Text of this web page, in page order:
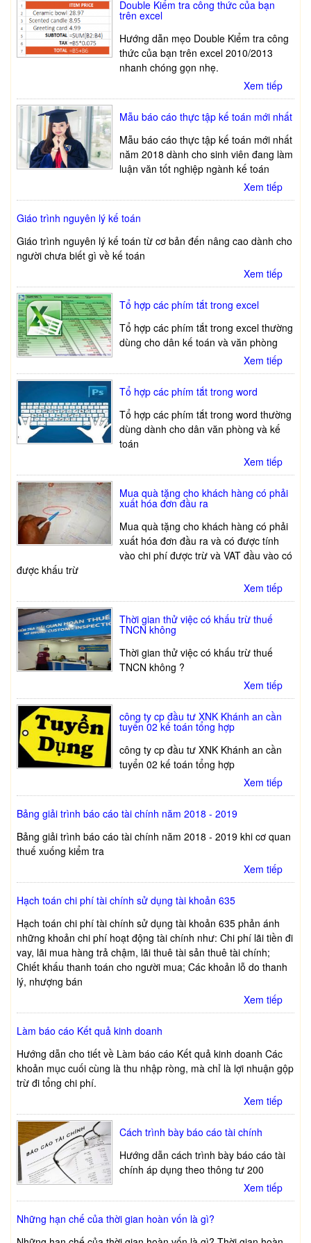
Double Kiểm tra công thức của bạn
trên excel
Hướng dẫn mẹo Double Kiểm tra công
thức của bạn trên excel 2010/2013
nhanh chóng gọn nhẹ.
Xem tiếp
Mẫu báo cáo thực tập kế toán mới nhất
Mẫu báo cáo thực tập kế toán mới nhất
năm 2018 dành cho sinh viên đang làm
luận văn tốt nghiệp ngành kế toán
Xem tiếp
Giáo trình nguyên lý kế toán
Giáo trình nguyên lý kế toán từ cơ bản đến nâng cao dành cho
người chưa biết gì về kế toán
Xem tiếp
Tổ hợp các phím tắt trong excel
Tổ hợp các phím tắt trong excel thường
dùng cho dân kế toán và văn phòng
Xem tiếp
Tổ hợp các phím tắt trong word
Tổ hợp các phím tắt trong word thường
dùng dành cho dân văn phòng và kế
toán
Xem tiếp
Mua quà tặng cho khách hàng có phải
xuất hóa đơn đầu ra
Mua quà tặng cho khách hàng có phải
xuất hóa đơn đầu ra và có được tính
vào chi phí được trừ và VAT đầu vào có
được khấu trừ
Xem tiếp
Thời gian thử việc có khấu trừ thuế
TNCN không
Thời gian thử việc có khấu trừ thuế
TNCN không ?
Xem tiếp
công ty cp đầu tư XNK Khánh an cần
tuyển 02 kế toán tổng hợp
công ty cp đầu tư XNK Khánh an cần
tuyển 02 kế toán tổng hợp
Xem tiếp
Bảng giải trình báo cáo tài chính năm 2018 - 2019
Bảng giải trình báo cáo tài chính năm 2018 - 2019 khi cơ quan
thuế xuống kiểm tra
Xem tiếp
Hạch toán chi phí tài chính sử dụng tài khoản 635
Hạch toán chi phí tài chính sử dụng tài khoản 635 phản ánh
những khoản chi phí hoạt động tài chính như: Chi phí lãi tiền đi
vay, lãi mua hàng trả chậm, lãi thuê tài sản thuê tài chính;
Chiết khấu thanh toán cho người mua; Các khoản lỗ do thanh
lý, nhượng bán
Xem tiếp
Làm báo cáo Kết quả kinh doanh
Hướng dẫn cho tiết về Làm báo cáo Kết quả kinh doanh Các
khoản mục cuối cùng là thu nhập ròng, mà chỉ là lợi nhuận gộp
trừ đi tổng chi phí.
Xem tiếp
Cách trình bày báo cáo tài chính
Hướng dẫn cách trình bày báo cáo tài
chính áp dụng theo thông tư 200
Xem tiếp
Những hạn chế của thời gian hoàn vốn là gì?